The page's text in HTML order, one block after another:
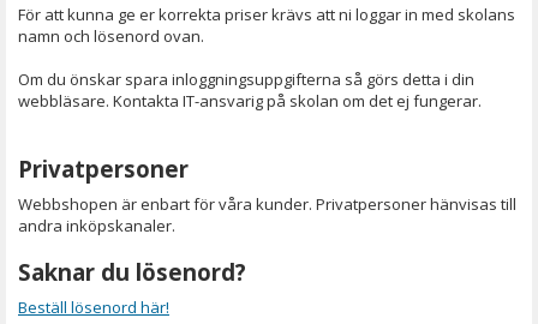
För att kunna ge er korrekta priser krävs att ni loggar in med skolans
namn och lösenord ovan.
Om du önskar spara inloggningsuppgifterna så görs detta i din
webbläsare. Kontakta IT-ansvarig på skolan om det ej fungerar.
Privatpersoner
Webbshopen är enbart för våra kunder. Privatpersoner hänvisas till
andra inköpskanaler.
Saknar du lösenord?
Beställ lösenord här!